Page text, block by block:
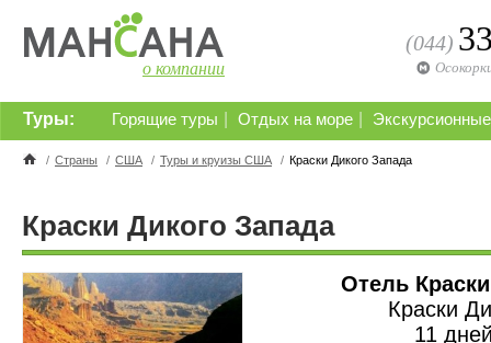
о компании
(044)
Горящие туры Отдых на море
Туры:
/ Страны / США / Туры и круизы США / Краски Дикого Запада
Краски Дикого Запада
Отель
Краски
11